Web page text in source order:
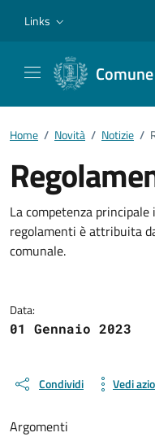
Links
Home / Novità / Notizie /
Dettagli
La competenza
regolamenti è attribuita
comunale.
Data:
01 Gennaio 2023
Condividi Vedi
Argomenti